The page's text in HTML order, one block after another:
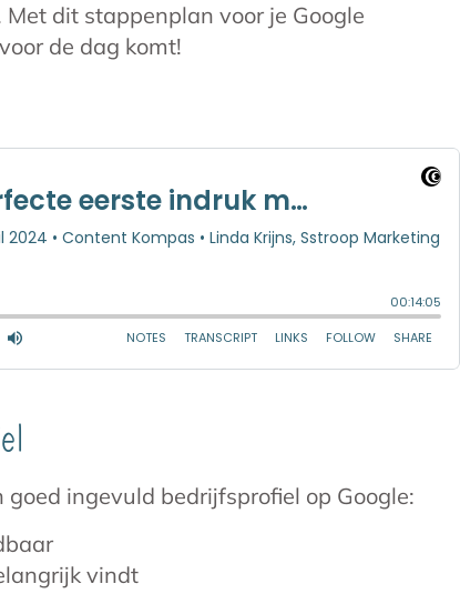
dit stappenplan voor je Google
de dag komt!
ingevuld bedrijfsprofiel op Google:
vindt